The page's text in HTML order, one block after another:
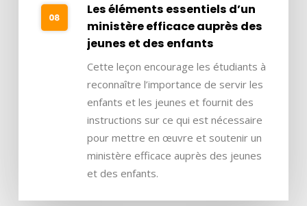
Les éléments essentiels d’un
ministère efficace auprès des
jeunes et des enfants
Cette leçon encourage les étudiants à
reconnaître l’importance de servir les
enfants et les jeunes et fournit des
instructions sur ce qui est nécessaire
pour mettre en œuvre et soutenir un
ministère efficace auprès des jeunes
et des enfants.